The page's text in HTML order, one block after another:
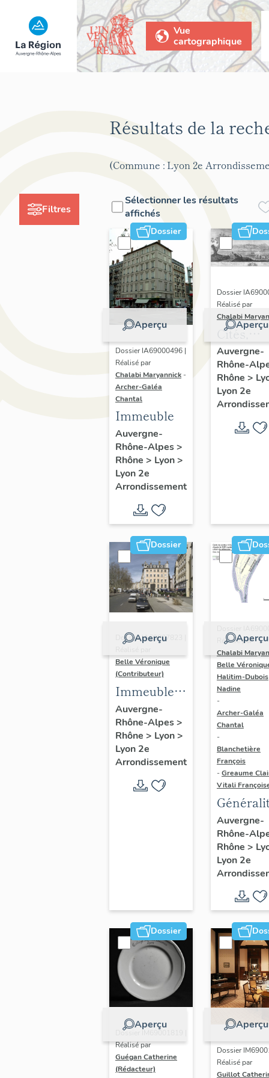
Vue
cartographique
Filtres
Résultats de la
(Commune : Lyon 2e
Sélectionner les résultats
affichés
Dossier
Aperçu
Dossier IA69000496 |
Réalisé par
Chalabi Maryannick -
Archer-Galéa
Chantal
Immeuble
Auvergne-
Rhône-Alpes>
Rhône > Lyon>
Lyon 2e
Arrondissement
Aperçu
Dossier
Réalisé par
Chalabi
Cités,
et
de
Auvergne-
Rhône-
Rhône >
Lyon 2e
Dossier
Aperçu
Dossier IA69007823 |
Belle Véronique
(Contributeur)
Immeubles
du secteur
des
Jacobins
Auvergne-
Rhône-Alpes>
Rhône > Lyon>
Lyon 2e
Arrondissement
Aperçu
Réalisé par
Chalabi
Belle
Halitim-Dubois
Nadine
-
Archer-Galéa
Chantal
-
Blanchetière
François
-Greaume
Vitali
du
du
Lyon
Auvergne-
Rhône-
Rhône >
Lyon 2e
Dossier
Aperçu
Dossier IM69001819 |
Réalisé par
Guégan Catherine
(Rédacteur)
Aperçu
Dossier
Réalisé par
Guillot